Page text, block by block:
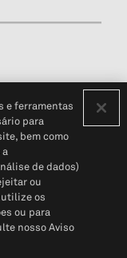
(em inglês)
S&P Global
e ferramentas
para
bem como
de dados)
ou
os
ou para
nosso Aviso